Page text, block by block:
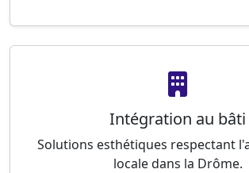
Intégration au bâti
Solutions esthétiques respectant
locale dans la Drôme.